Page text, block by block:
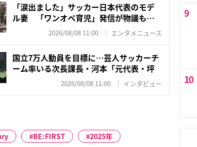
「涙出ました」サッカー日本代表のモデ
ル妻 「ワンオペ育児」発信が物議も…
2026/08/08 11:00 エンタメニュース
国立7万人動員を目標に…芸人サッカーチ
ーム率いる次長課長・河本「元代表・坪
2026/08/08 11:00 インタビュー
BE:FIRST
2025年